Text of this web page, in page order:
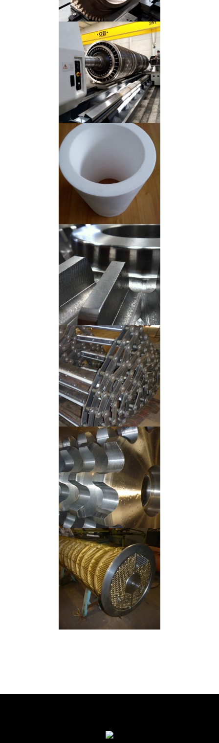
Maquinação
Plásticos Técnicos
Alumínio
Ferro
Aço
Latão